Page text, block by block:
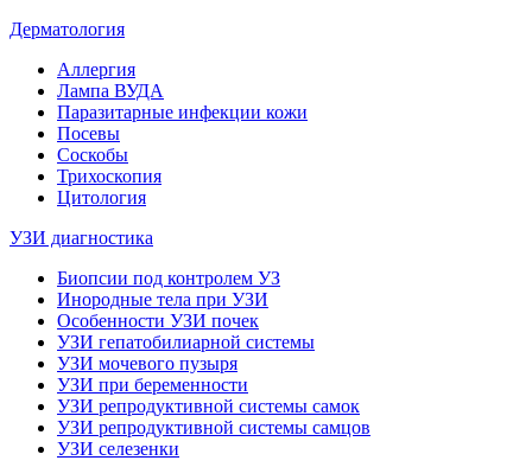
Дерматология
Аллергия
Лампа ВУДА
Паразитарные инфекции кожи
Посевы
Соскобы
Трихоскопия
Цитология
УЗИ диагностика
Биопсии под контролем УЗ
Инородные тела при УЗИ
Особенности УЗИ почек
УЗИ гепатобилиарной системы
УЗИ мочевого пузыря
УЗИ при беременности
УЗИ репродуктивной системы самок
УЗИ репродуктивной системы самцов
УЗИ селезенки